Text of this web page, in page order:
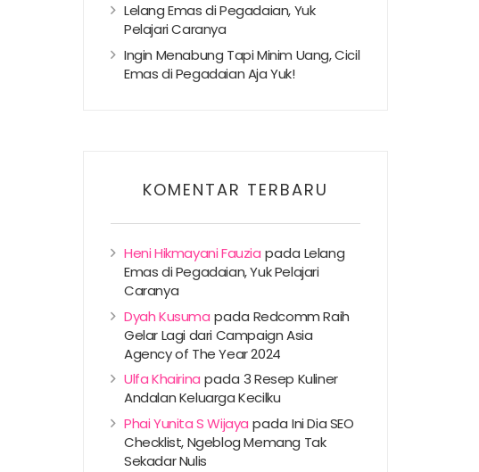
Lelang Emas di Pegadaian, Yuk
Pelajari Caranya
Ingin Menabung Tapi Minim Uang, Cicil
Emas di Pegadaian Aja Yuk!
KOMENTAR TERBARU
Heni Hikmayani Fauzia pada Lelang
Emas di Pegadaian, Yuk Pelajari
Caranya
Dyah Kusuma pada Redcomm Raih
Gelar Lagi dari Campaign Asia
Agency of The Year 2024
Ulfa Khairina pada 3 Resep Kuliner
Andalan Keluarga Kecilku
Phai Yunita S Wijaya pada Ini Dia SEO
Checklist, Ngeblog Memang Tak
Sekadar Nulis